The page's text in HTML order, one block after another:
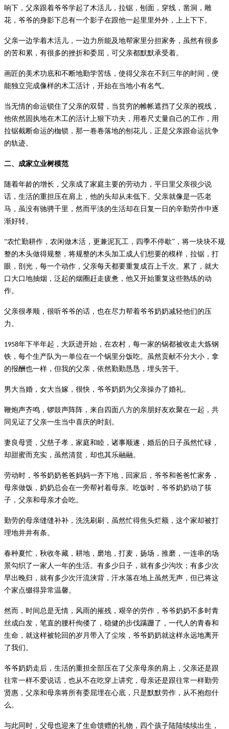
响下，父亲跟着爷爷学起了木活儿，拉锯，刨面，穿线，凿洞，雕
花，爷爷的身影下总有一个影子在跟他一起里里外外，上上下下。
父亲一边学着木活儿，一边力所能及地帮家里分担家务，虽然有很多
的苦和累，有很多的挫折和委屈，可父亲都默默承受着。
画匠的美术功底和不断地勤学苦练，使得父亲在不到三年的时间，便
能独立完成像样的木工活计，开始在当地小有名气。
当无情的命运锁住了父亲的双臂，当贫穷的帷帐遮挡了父亲的视线，
他依然固执地在木工的活计上狠下功夫，用卷尺丈量自己的工作，用
拉锯截断命运的枷锁，那一卷卷落地的刨花儿，正是父亲跟命运抗争
的轨迹。
二、成家立业树模范
随着年龄的增长，父亲成了家庭主要的劳动力，平日里父亲很少说
话，生活的重担压在肩上，他的头却从未低下。父亲就像是一匹老
马，虽没有驰骋千里，然而平淡的生活却在日复一日的辛勤劳作中逐
渐好转。
“农忙勤耕作，农闲做木活，更兼泥瓦工，四季不停歇” ，将一块块不规
整的木头做得规整，将规整的木头加工成人们想要的模样，拉锯，打
眼，剖光，每一个动作，父亲每天都要重复成百上千次。累了，就大
口大口地抽烟，泛起的烟圈赶走疲惫，他又开始重复这些熟练的动
作。
父亲很孝顺，很听爷爷的话，也在尽力帮着爷爷奶奶减轻他们的压
力。
1958年下半年起，大跃进开始，在农村，每一家的锅都被收走大炼钢
铁，每个生产队为一单位在一个锅里分饭吃。虽然贡献不分大小，拿
的报酬也一样，但我的父亲，依然勤勤恳恳，埋头苦干。
男大当婚，女大当嫁，很快，爷爷奶奶为父亲操办了婚礼。
鞭炮声齐鸣，锣鼓声阵阵，来自四面八方的亲朋好友欢聚在一起，共
同见证了父亲一生当中喜庆的时刻。
妻良母贤，父慈子孝，家庭和睦，诸事顺遂，婚后的日子虽然忙碌，
却甜蜜而充实，虽然清贫，却也其乐融融。
劳动时，爷爷奶奶爸爸妈妈一齐下地，回家后，爷爷和爸爸忙家务，
母亲做饭，奶奶总会在一旁帮衬着母亲。吃饭时，爷爷奶奶动了筷
子，父亲和母亲才会吃。
勤劳的母亲缝缝补补，洗洗刷刷，虽然忙得焦头烂额，这个家却被打
理地井井有条。
春种夏忙，秋收冬藏，耕地，磨地，打麦，扬场，推磨，一连串的场
景勾织了一家人一年的生活。有多少日子，就有多少沟坎；有多少次
早出晚归，就有多少次汗流浃背，汗水落在地上虽然无声，但已将这
个家点缀得异常温馨。
然而，时间总是无情，风雨的摧残，艰辛的劳作，爷爷奶奶不多时青
丝成白发，笔直的腰杆佝偻了，稳健的步伐蹒跚了，一代人的青春和
生命，就这样被轮回的岁月带入了尘埃，爷爷奶奶就这样永远地离开
了我们。
爷爷奶奶走后，生活的重担全部压在了父亲母亲的肩上，父亲还是跟
往常一样不爱说话，也从不在吃穿上讲究，母亲还是跟往常一样勤劳
贤惠，父亲和母亲将所有委屈埋在心底，只是默默劳作，从不抱怨什
么。
与此同时，父母也迎来了生命馈赠的礼物，四个孩子陆陆续续出生，